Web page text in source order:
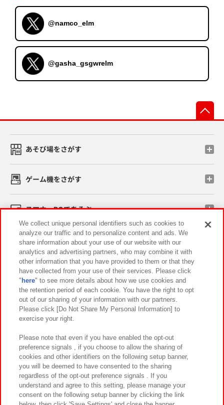
@namco_elm
@gasha_gsgwrelm
あそび場をさがす
ゲーム機をさがす
スマホ・PCであそぶ
イベント・キャンペーン
関連会社 サステナビリティ サイトポリシー
プライバシーポリシー ウェブアクセシビリティ方針と検証結果
お取引先さまとともに
カスタマーハラスメント対応方針 よくあるご質問・お問い合わせ
We collect unique personal identifiers such as cookies to
analyze our traffic and to personalize content and ads. We
share information about your use of our website with our
analytics and advertising partners, who may combine it with
other information that you have provided to them or that they
have collected from your use of their services. Please click
" here" to see more details about how we use cookies and
the retention period of each cookie. You have the right to opt
out of our sharing of your information with our partners.
Please click [Do Not Share My Personal Information] to
exercise your right.
Please note that even if you have enabled the opt-out
preference signals , if you choose to allow the sharing of
cookies and other identifiers on the following setup banner,
you will be deemed to have consented to the sharing
regardless of the opt-out preference signals . If you
understand and agree to this setting, please manage your
consent on the following setup banner by clicking the link